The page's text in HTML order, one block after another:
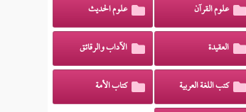
علوم القرآن علوم الحديث
العقيدة الآداب والرقائق
كتب اللغة العربية كتاب الأمة